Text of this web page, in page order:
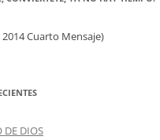
Cuarto Mensaje)
DE DIOS